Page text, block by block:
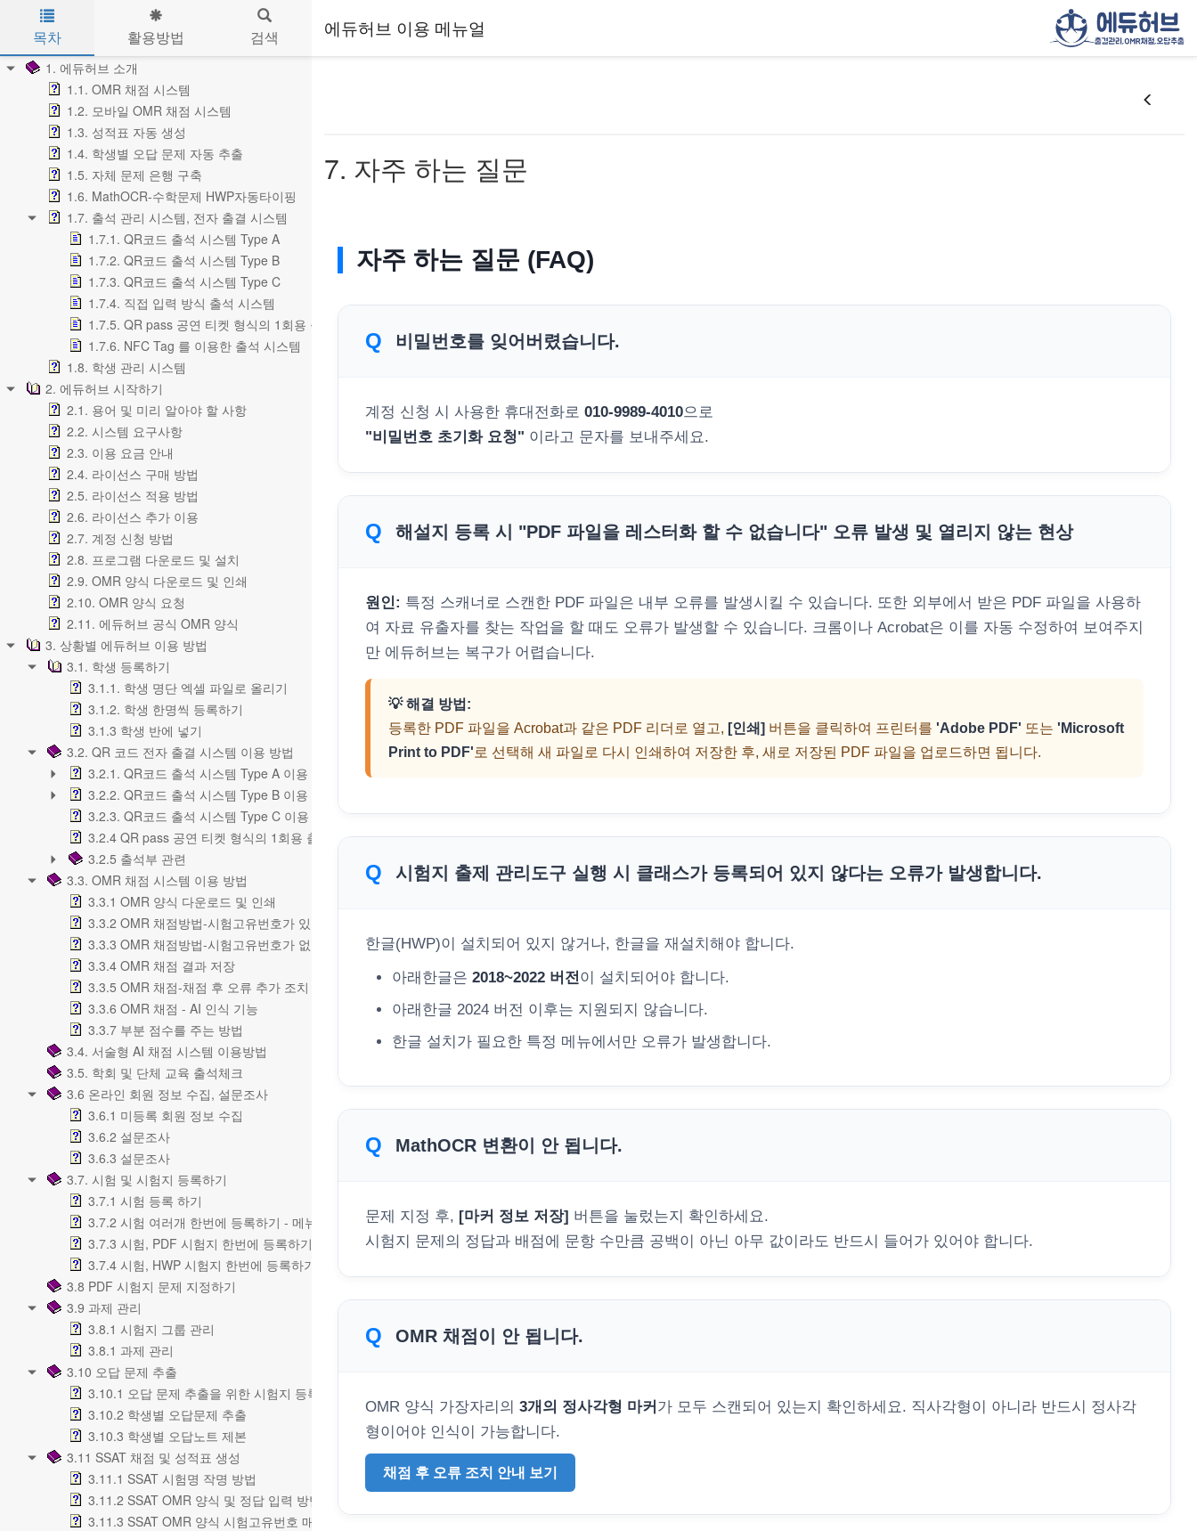
Skip to main content
에듀허브 이용 메뉴얼
목차 활용방법 검색
1. 에듀허브 소개
1.1. OMR 채점 시스템
1.2. 모바일 OMR 채점 시스템
1.3. 성적표 자동 생성
1.4. 학생별 오답 문제 자동 추출
1.5. 자체 문제 은행 구축
1.6. MathOCR-수학문제 HWP자동타이핑
1.7. 출석 관리 시스템, 전자 출결 시스템
1.7.1. QR코드 출석 시스템 Type A
1.7.2. QR코드 출석 시스템 Type B
1.7.3. QR코드 출석 시스템 Type C
1.7.4. 직접 입력 방식 출석 시스템
1.7.5. QR pass 공연 티켓 형식의 1회용 출입 확인
1.7.6. NFC Tag 를 이용한 출석 시스템
1.8. 학생 관리 시스템
2. 에듀허브 시작하기
2.1. 용어 및 미리 알아야 할 사항
2.2. 시스템 요구사항
2.3. 이용 요금 안내
2.4. 라이선스 구매 방법
2.5. 라이선스 적용 방법
2.6. 라이선스 추가 이용
2.7. 계정 신청 방법
2.8. 프로그램 다운로드 및 설치
2.9. OMR 양식 다운로드 및 인쇄
2.10. OMR 양식 요청
2.11. 에듀허브 공식 OMR 양식
3. 상황별 에듀허브 이용 방법
3.1. 학생 등록하기
3.1.1. 학생 명단 엑셀 파일로 올리기
3.1.2. 학생 한명씩 등록하기
3.1.3 학생 반에 넣기
3.2. QR 코드 전자 출결 시스템 이용 방법
3.2.1. QR코드 출석 시스템 Type A 이용 방법
3.2.2. QR코드 출석 시스템 Type B 이용 방법
3.2.3. QR코드 출석 시스템 Type C 이용 방법
3.2.4 QR pass 공연 티켓 형식의 1회용 출입 확인
3.2.5 출석부 관련
3.3. OMR 채점 시스템 이용 방법
3.3.1 OMR 양식 다운로드 및 인쇄
3.3.2 OMR 채점방법-시험고유번호가 있는 경우
3.3.3 OMR 채점방법-시험고유번호가 없는 경우
3.3.4 OMR 채점 결과 저장
3.3.5 OMR 채점-채점 후 오류 추가 조치
3.3.6 OMR 채점 - AI 인식 기능
3.3.7 부분 점수를 주는 방법
3.4. 서술형 AI 채점 시스템 이용방법
3.5. 학회 및 단체 교육 출석체크
3.6 온라인 회원 정보 수집, 설문조사
3.6.1 미등록 회원 정보 수집
3.6.2 설문조사
3.6.3 설문조사
3.7. 시험 및 시험지 등록하기
3.7.1 시험 등록 하기
3.7.2 시험 여러개 한번에 등록하기 - 메뉴설명
3.7.3 시험, PDF 시험지 한번에 등록하기
3.7.4 시험, HWP 시험지 한번에 등록하기
3.8 PDF 시험지 문제 지정하기
3.9 과제 관리
3.8.1 시험지 그룹 관리
3.8.1 과제 관리
3.10 오답 문제 추출
3.10.1 오답 문제 추출을 위한 시험지 등록
3.10.2 학생별 오답문제 추출
3.10.3 학생별 오답노트 제본
3.11 SSAT 채점 및 성적표 생성
3.11.1 SSAT 시험명 작명 방법
3.11.2 SSAT OMR 양식 및 정답 입력 방법
3.11.3 SSAT OMR 양식 시험고유번호 매핑 방법
7. 자주 하는 질문
자주 하는 질문 (FAQ)
비밀번호를 잊어버렸습니다.
계정 신청 시 사용한 휴대전화로 010-9989-4010으로
"비밀번호 초기화 요청" 이라고 문자를 보내주세요.
해설지 등록 시 "PDF 파일을 레스터화 할 수 없습니다" 오류 발생 및 열리지 않는 현상
원인: 특정 스캐너로 스캔한 PDF 파일은 내부 오류를 발생시킬 수 있습니다. 또한 외부에서 받은 PDF 파일을 사용하
여 자료 유출자를 찾는 작업을 할 때도 오류가 발생할 수 있습니다. 크롬이나 Acrobat은 이를 자동 수정하여 보여주지
만 에듀허브는 복구가 어렵습니다.
💡 해결 방법:
등록한 PDF 파일을 Acrobat과 같은 PDF 리더로 열고, [인쇄] 버튼을 클릭하여 프린터를 'Adobe PDF' 또는 'Microsoft
Print to PDF' 로 선택해 새 파일로 다시 인쇄하여 저장한 후, 새로 저장된 PDF 파일을 업로드하면 됩니다.
시험지 출제 관리도구 실행 시 클래스가 등록되어 있지 않다는 오류가 발생합니다.
한글(HWP)이 설치되어 있지 않거나, 한글을 재설치해야 합니다.
아래한글은 2018~2022 버전이 설치되어야 합니다.
아래한글 2024 버전 이후는 지원되지 않습니다.
한글 설치가 필요한 특정 메뉴에서만 오류가 발생합니다.
MathOCR 변환이 안 됩니다.
문제 지정 후, [마커 정보 저장] 버튼을 눌렀는지 확인하세요.
시험지 문제의 정답과 배점에 문항 수만큼 공백이 아닌 아무 값이라도 반드시 들어가 있어야 합니다.
OMR 채점이 안 됩니다.
OMR 양식 가장자리의 3개의 정사각형 마커 가 모두 스캔되어 있는지 확인하세요. 직사각형이 아니라 반드시 정사각
형이어야 인식이 가능합니다.
채점 후 오류 조치 안내 보기